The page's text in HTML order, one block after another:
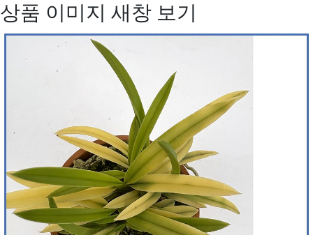
상품 이미지 새창 보기